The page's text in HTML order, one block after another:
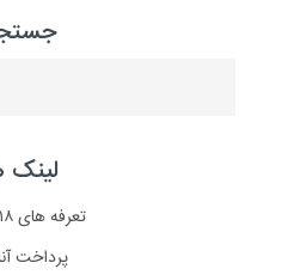
لینک
تعرفه های ۱۱۸ ایران
پرداخت